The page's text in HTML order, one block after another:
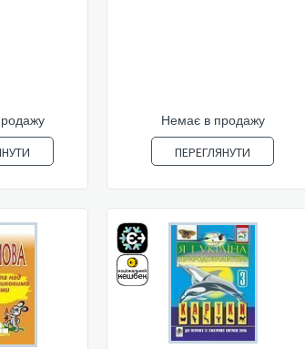
Немає в продажу
ПЕРЕГЛЯНУТИ